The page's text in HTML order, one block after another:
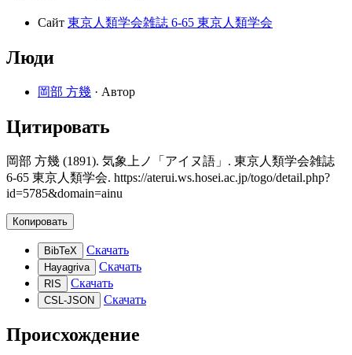
Сайт 東京人類学会雑誌 6-65 東京人類学会
Люди
岡部 方幾 · Автор
Цитировать
岡部 方幾 (1891). 気象上ノ「アイヌ語」. 東京人類学会雑誌
6-65 東京人類学会. https://aterui.ws.hosei.ac.jp/togo/detail.php?
id=5785&domain=ainu
Копировать
BibTeX Скачать
Hayagriva Скачать
RIS Скачать
CSL-JSON Скачать
Происхождение